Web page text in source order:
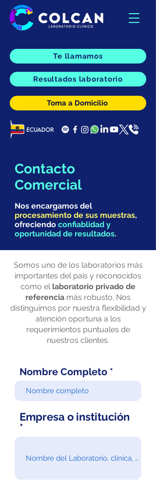
Te llamamos
Resultados laboratorio
Toma a Domicilio
Contacto
Comercial
Nos encargamos del
procesamiento de sus muestras,
ofreciendo confiablidad y
oportunidad de resultados.
Somos uno de los laboratorios más
importantes del país y reconocidos
como el laboratorio privado de
referencia más robusto. Nos
distinguimos por nuestra flexibilidad y
atención oportuna a los
requerimientos puntuales de
nuestros clientes.
Nombre Completo
Empresa o institución